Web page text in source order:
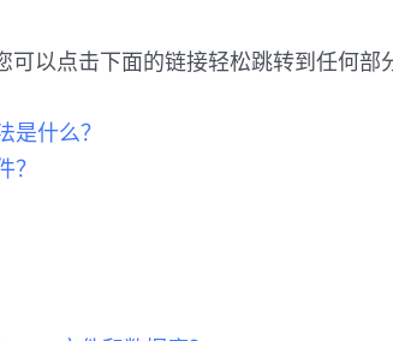
以点击下面的链接轻松跳转到任何部
是什么？
？